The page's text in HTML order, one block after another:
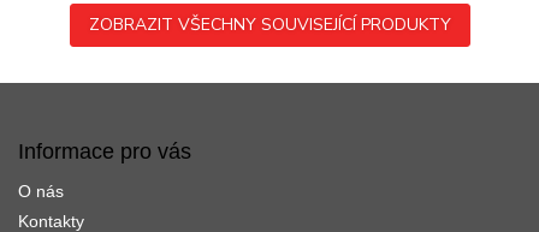
ZOBRAZIT VŠECHNY SOUVISEJÍCÍ PRODUKTY
Informace pro vás
O nás
Kontakty